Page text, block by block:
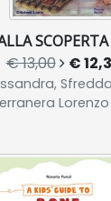
€ 13,00 €